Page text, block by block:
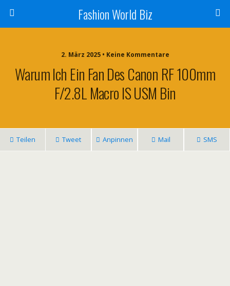
Fashion World Biz
2. März 2025 • Keine Kommentare
Warum Ich Ein Fan Des Canon RF 100mm
F/2.8L Macro IS USM Bin
Teilen Tweet Anpinnen Mail SMS